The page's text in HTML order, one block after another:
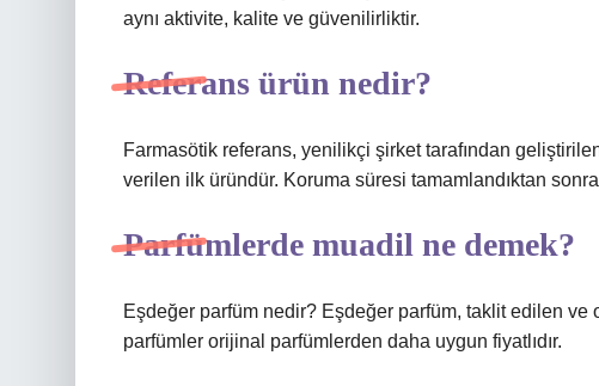
aynı aktivite, kalite ve güvenilirliktir.
Referans ürün nedir?
Farmasötik referans, yenilikçi şirket tarafından
verilen ilk üründür. Koruma süresi tamamlandıktan
Parfümlerde muadil ne demek?
Eşdeğer parfüm nedir? Eşdeğer parfüm, taklit edilen
parfümler orijinal parfümlerden daha uygun fiyatlıdır.